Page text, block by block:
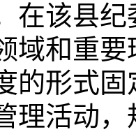
在该县
域和重
的形式
理活动